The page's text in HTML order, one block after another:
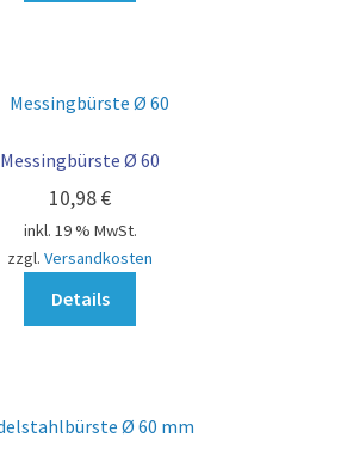
Messingbürste Ø 60
10,98€
inkl. 19 % MwSt.
zzgl. Versandkosten
Details